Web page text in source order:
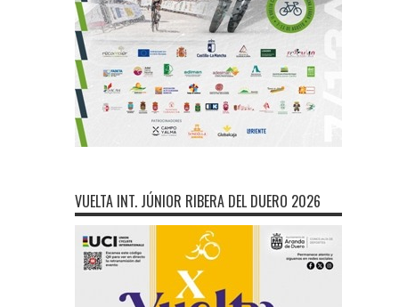
VUELTA INT. JÚNIOR RIBERA DEL DUERO 2026